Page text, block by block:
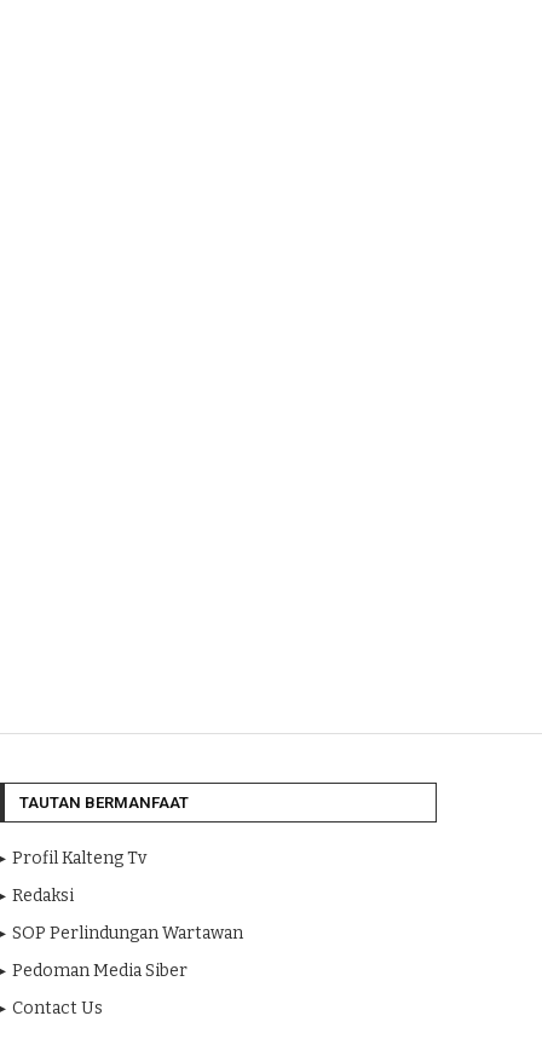
TAUTAN BERMANFAAT
Profil Kalteng Tv
Redaksi
SOP Perlindungan Wartawan
Pedoman Media Siber
Contact Us